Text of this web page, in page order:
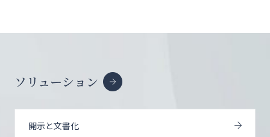
ソリューション
開示と文書化